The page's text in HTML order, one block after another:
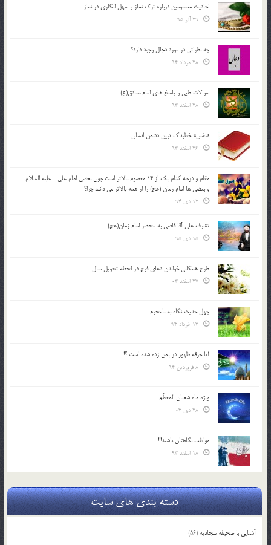
احادیث معصومین درباره ترک نماز و سهل انگاری در نماز
چه نظراتی در مورد دجال وجود دارد؟
سوالات طبی و پاسخ های امام صادق(ع)
«نفس» خطرناک ترین دشمن انسان
مقام و درجه كدام يك از 14 معصوم بالاتر است چون بعضي امام علي ـ عليه السلام ـ
و بعضي ها امام زمان (عج) را از همه بالاتر مي دانند چرا؟
تشرف علي آقا قاضي به محضر امام زمان(عج)
طرح همگانی خواندن دعای فرج در لحظه تحویل سال
چهل حدیث نگاه به نامحرم
آیا جرقه ظهور در یمن زده شده است ؟!
ویژه ماه شعبان المعظّم
مواظب نگاهتان باشید!!!
دسته بندی های سایت
آشنایی با صحیفه سجادیه (56)